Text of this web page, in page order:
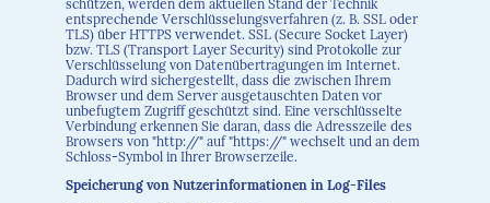
schützen, werden dem aktuellen Stand der Technik
entsprechende Verschlüsselungsverfahren (z. B. SSL oder
TLS) über HTTPS verwendet. SSL (Secure Socket Layer)
bzw. TLS (Transport Layer Security) sind Protokolle zur
Verschlüsselung von Datenübertragungen im Internet.
Dadurch wird sichergestellt, dass die zwischen Ihrem
Browser und dem Server ausgetauschten Daten vor
unbefugtem Zugriff geschützt sind. Eine verschlüsselte
Verbindung erkennen Sie daran, dass die Adresszeile des
Browsers von "http://" auf "https://" wechselt und an dem
Schloss-Symbol in Ihrer Browserzeile.
Speicherung von Nutzerinformationen in Log-Files